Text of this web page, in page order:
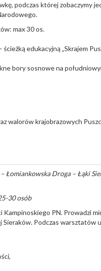
podczas której zobaczymy
max 30 os.
edukacyjną „Skrajem
bory sosnowe na
walorów krajobrazowych
Łomiankowska Droga – Łąki
30 osób
PN. Prowadzi
Sieraków. Podczas warsztatów